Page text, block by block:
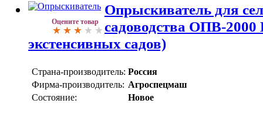
Оцените товар
Опрыскиватель для
садоводства ОПВ-2000
экстенсивных садов)
Страна-производитель: Россия
Фирма-производитель: Агроспецмаш
Состояние:
Новое